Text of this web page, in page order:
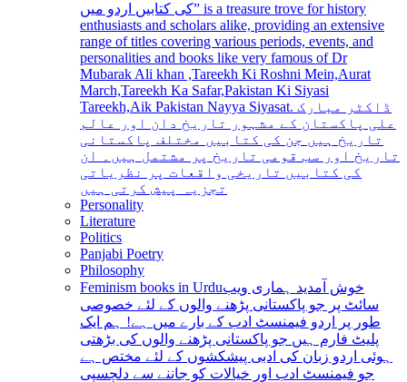
کی کتابیں اردو میں” is a treasure trove for history
enthusiasts and scholars alike, providing an extensive
range of titles covering various periods, events, and
personalities and books like very famous of Dr
Mubarak Ali khan ,Tareekh Ki Roshni Mein,Aurat
March,Tareekh Ka Safar,Pakistan Ki Siyasi
Tareekh,Aik Pakistan Nayya Siyasat. ڈاکٹر مبارک
علی پاکستان کے مشہور تاریخ دان اور عالم
تاریخ ہیں جن کی کتابیں مختلف پاکستانی
تاریخ اور سب قومی تاریخ پر مشتمل ہیں۔ ان
کی کتابیں تاریخی واقعات پر نظریاتی
تجزیہ پیش کرتی ہیں
Personality
Literature
Politics
Panjabi Poetry
Philosophy
Feminism books in Urduخوش آمدید ہماری ویب
سائٹ پر جو پاکستانی پڑھنے والوں کے لئے خصوصی
طور پر اردو فیمنسٹ ادب کے بارے میں ہے! ہم ایک
پلیٹ فارم ہیں جو پاکستانی پڑھنے والوں کی بڑھتی
ہوئی اردو زبان کی ادبی پیشکشوں کے لئے مختص ہے
جو فیمنسٹ ادب اور خیالات کو جاننے سے دلچسپی